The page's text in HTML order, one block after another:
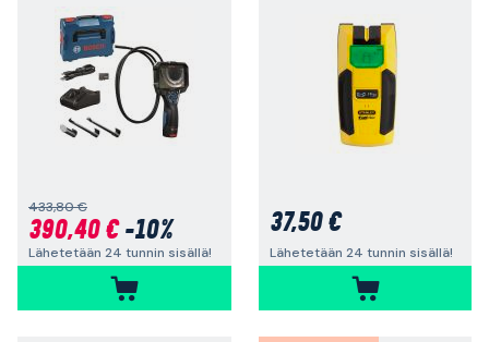
433,80 €
390,40 €-10%
Lähetetään 24 tunnin sisällä!
37,50 €
Lähetetään 24 tunnin sisällä!